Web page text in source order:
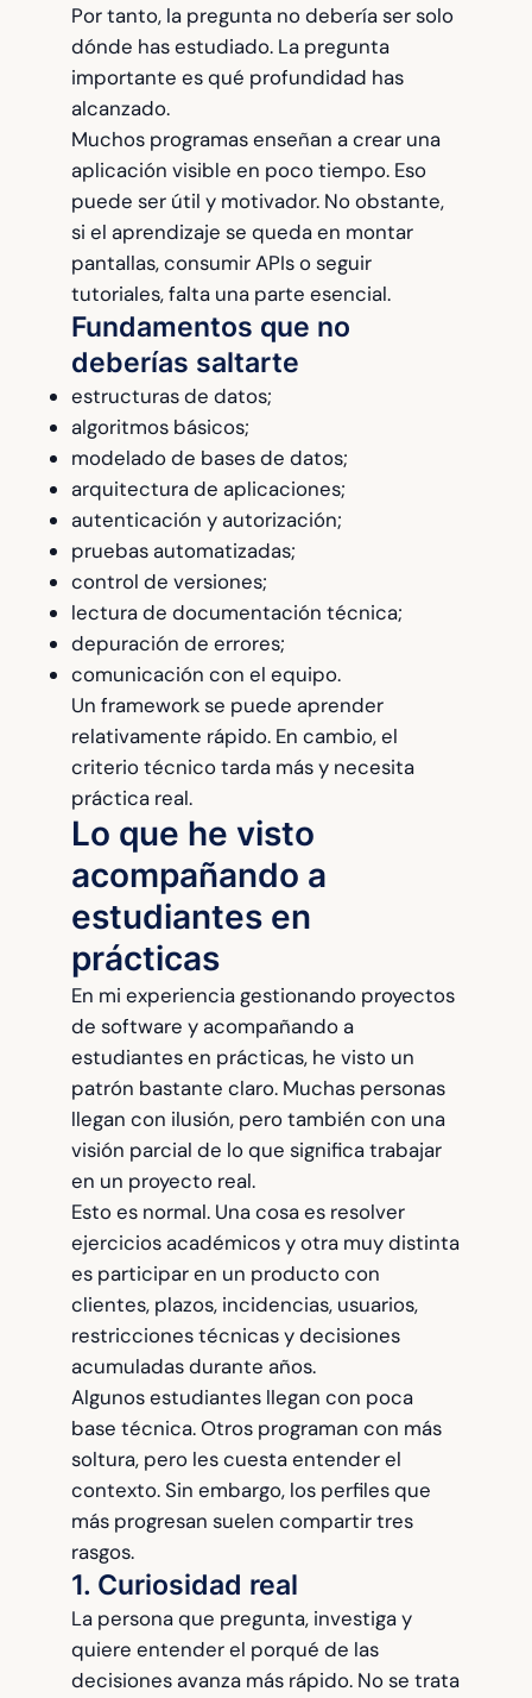
Por tanto, la pregunta no debería ser solo
dónde has estudiado. La pregunta
importante es qué profundidad has
alcanzado.
Muchos programas enseñan a crear una
aplicación visible en poco tiempo. Eso
puede ser útil y motivador. No obstante,
si el aprendizaje se queda en montar
pantallas, consumir APIs o seguir
tutoriales, falta una parte esencial.
Fundamentos que no
deberías saltarte
estructuras de datos;
algoritmos básicos;
modelado de bases de datos;
arquitectura de aplicaciones;
autenticación y autorización;
pruebas automatizadas;
control de versiones;
lectura de documentación técnica;
depuración de errores;
comunicación con el equipo.
Un framework se puede aprender
relativamente rápido. En cambio, el
criterio técnico tarda más y necesita
práctica real.
Lo que he visto
acompañando a
estudiantes en
prácticas
En mi experiencia gestionando proyectos
de software y acompañando a
estudiantes en prácticas, he visto un
patrón bastante claro. Muchas personas
llegan con ilusión, pero también con una
visión parcial de lo que significa trabajar
en un proyecto real.
Esto es normal. Una cosa es resolver
ejercicios académicos y otra muy distinta
es participar en un producto con
clientes, plazos, incidencias, usuarios,
restricciones técnicas y decisiones
acumuladas durante años.
Algunos estudiantes llegan con poca
base técnica. Otros programan con más
soltura, pero les cuesta entender el
contexto. Sin embargo, los perfiles que
más progresan suelen compartir tres
rasgos.
1. Curiosidad real
La persona que pregunta, investiga y
quiere entender el porqué de las
decisiones avanza más rápido. No se trata